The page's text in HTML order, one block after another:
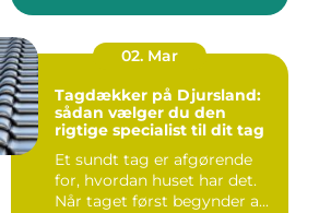
02. Mar
Tagdækker på Djursland:
sådan vælger du den
rigtige specialist til dit tag
Et sundt tag er afgørende
for, hvordan huset har det.
Når taget først begynder a...